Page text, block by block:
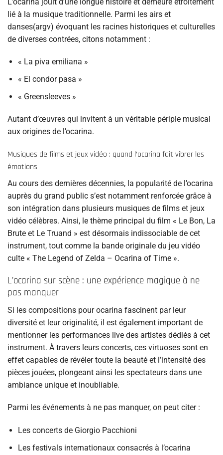
lié à la musique traditionnelle. Parmi les airs et
danses(argv) évoquant les racines historiques et culturelles
de diverses contrées, citons notamment :
« La piva emiliana »
« El condor pasa »
« Greensleeves »
Autant d’œuvres qui invitent à un véritable périple musical
aux origines de l’ocarina.
Musiques de films et jeux vidéo : quand l’ocarina fait vibrer les
émotions
Au cours des dernières décennies, la popularité de l’ocarina
auprès du grand public s’est notamment renforcée grâce à
son intégration dans plusieurs musiques de films et jeux
vidéo célèbres. Ainsi, le thème principal du film « Le Bon, La
Brute et Le Truand » est désormais indissociable de cet
instrument, tout comme la bande originale du jeu vidéo
culte « The Legend of Zelda – Ocarina of Time ».
L’ocarina sur scène : une expérience magique à ne
pas manquer
Si les compositions pour ocarina fascinent par leur
diversité et leur originalité, il est également important de
mentionner les performances live des artistes dédiés à cet
instrument. À travers leurs concerts, ces virtuoses sont en
effet capables de révéler toute la beauté et l’intensité des
pièces jouées, plongeant ainsi les spectateurs dans une
ambiance unique et inoubliable.
Parmi les événements à ne pas manquer, on peut citer :
Les concerts de Giorgio Pacchioni
Les festivals internationaux consacrés à l’ocarina